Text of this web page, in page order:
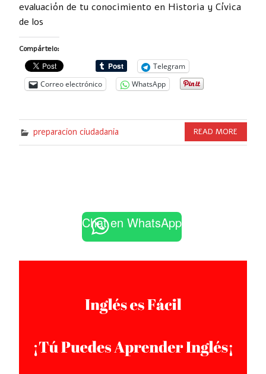
evaluación de tu conocimiento en Historia y Cívica
de los
Compártelo:
Telegram
Correo electrónico
WhatsApp
preparacion ciudadania READ MORE
Chat en WhatsApp